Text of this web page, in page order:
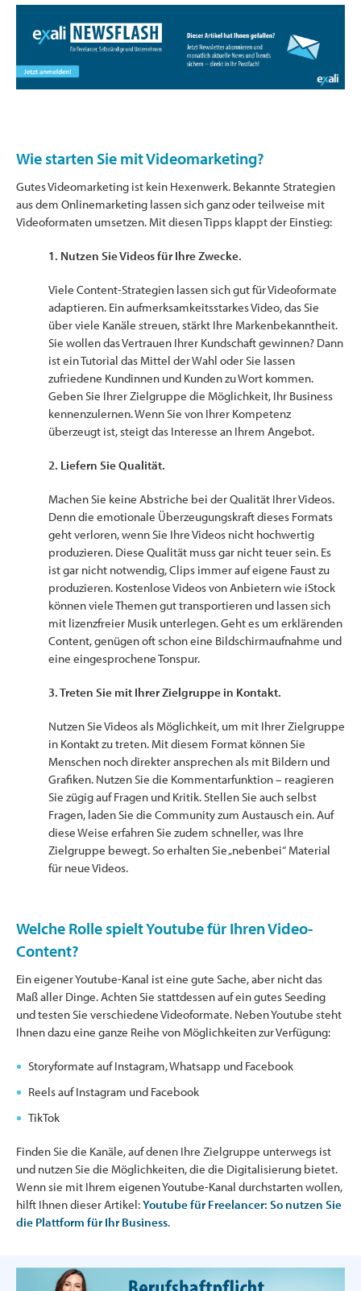
Wie starten Sie mit Videomarketing?
Gutes Videomarketing ist kein Hexenwerk. Bekannte Strategien
aus dem Onlinemarketing lassen sich ganz oder teilweise mit
Videoformaten umsetzen. Mit diesen Tipps klappt der Einstieg:
1. Nutzen Sie Videos für Ihre Zwecke.
Viele Content-Strategien lassen sich gut für Videoformate
adaptieren. Ein aufmerksamkeitsstarkes Video, das Sie
über viele Kanäle streuen, stärkt Ihre Markenbekanntheit.
Sie wollen das Vertrauen Ihrer Kundschaft gewinnen? Dann
ist ein Tutorial das Mittel der Wahl oder Sie lassen
zufriedene Kundinnen und Kunden zu Wort kommen.
Geben Sie Ihrer Zielgruppe die Möglichkeit, Ihr Business
kennenzulernen. Wenn Sie von Ihrer Kompetenz
überzeugt ist, steigt das Interesse an Ihrem Angebot.
2. Liefern Sie Qualität.
Machen Sie keine Abstriche bei der Qualität Ihrer Videos.
Denn die emotionale Überzeugungskraft dieses Formats
geht verloren, wenn Sie Ihre Videos nicht hochwertig
produzieren. Diese Qualität muss gar nicht teuer sein. Es
ist gar nicht notwendig, Clips immer auf eigene Faust zu
produzieren. Kostenlose Videos von Anbietern wie iStock
können viele Themen gut transportieren und lassen sich
mit lizenzfreier Musik unterlegen. Geht es um erklärenden
Content, genügen oft schon eine Bildschirmaufnahme und
eine eingesprochene Tonspur.
3. Treten Sie mit Ihrer Zielgruppe in Kontakt.
Nutzen Sie Videos als Möglichkeit, um mit Ihrer Zielgruppe
in Kontakt zu treten. Mit diesem Format können Sie
Menschen noch direkter ansprechen als mit Bildern und
Grafiken. Nutzen Sie die Kommentarfunktion – reagieren
Sie zügig auf Fragen und Kritik. Stellen Sie auch selbst
Fragen, laden Sie die Community zum Austausch ein. Auf
diese Weise erfahren Sie zudem schneller, was Ihre
Zielgruppe bewegt. So erhalten Sie „nebenbei“ Material
für neue Videos.
Welche Rolle spielt Youtube für Ihren Video-
Content?
Ein eigener Youtube-Kanal ist eine gute Sache, aber nicht das
Maß aller Dinge. Achten Sie stattdessen auf ein gutes Seeding
und testen Sie verschiedene Videoformate. Neben Youtube steht
Ihnen dazu eine ganze Reihe von Möglichkeiten zur Verfügung:
Storyformate auf Instagram, Whatsapp und Facebook
Reels auf Instagram und Facebook
TikTok
Finden Sie die Kanäle, auf denen Ihre Zielgruppe unterwegs ist
und nutzen Sie die Möglichkeiten, die die Digitalisierung bietet.
Wenn sie mit Ihrem eigenen Youtube-Kanal durchstarten wollen,
hilft Ihnen dieser Artikel:Youtube für Freelancer: So nutzen Sie
die Plattform für Ihr Business.